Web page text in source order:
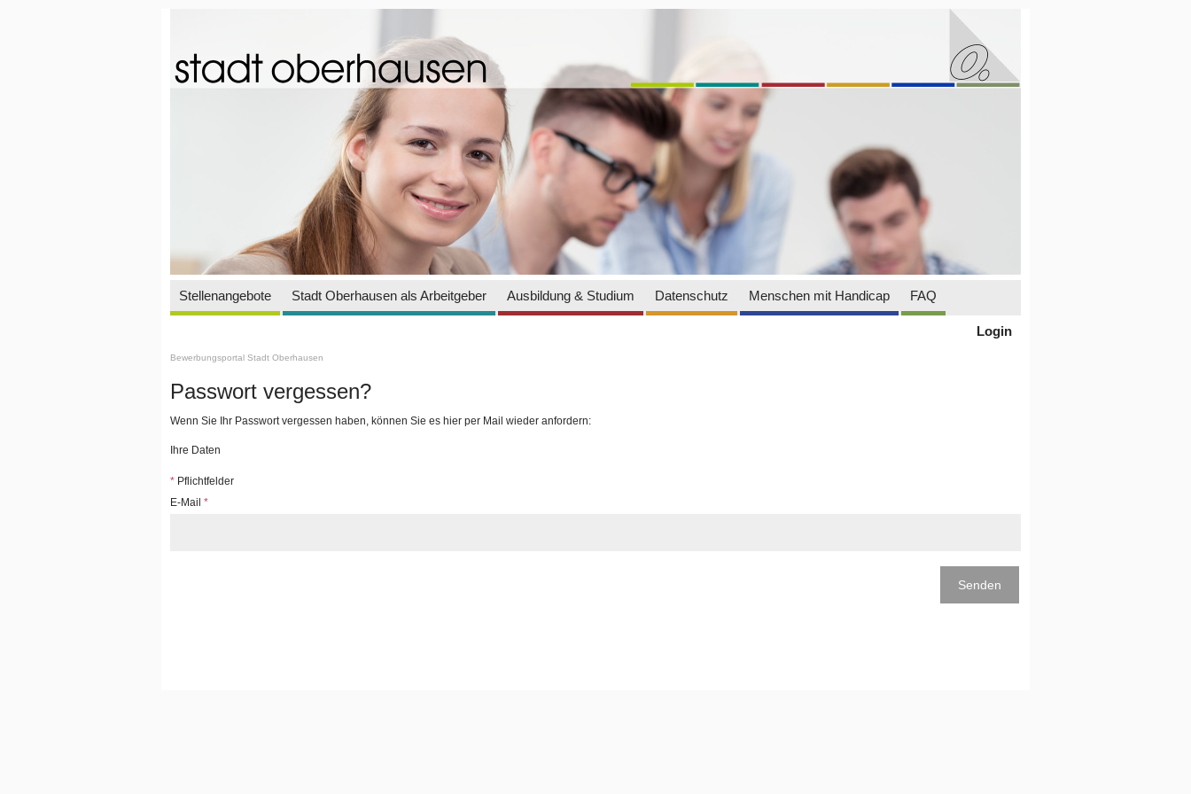
Stellenangebote Stadt Oberhausen als Arbeitgeber Ausbildung & Studium Datenschutz Menschen mit Handicap FAQ
Login
Bewerbungsportal Stadt Oberhausen
Passwort vergessen?
Wenn Sie Ihr Passwort vergessen haben, können Sie es hier per Mail wieder anfordern:
Ihre Daten
* Pflichtfelder
E-Mail *
Senden